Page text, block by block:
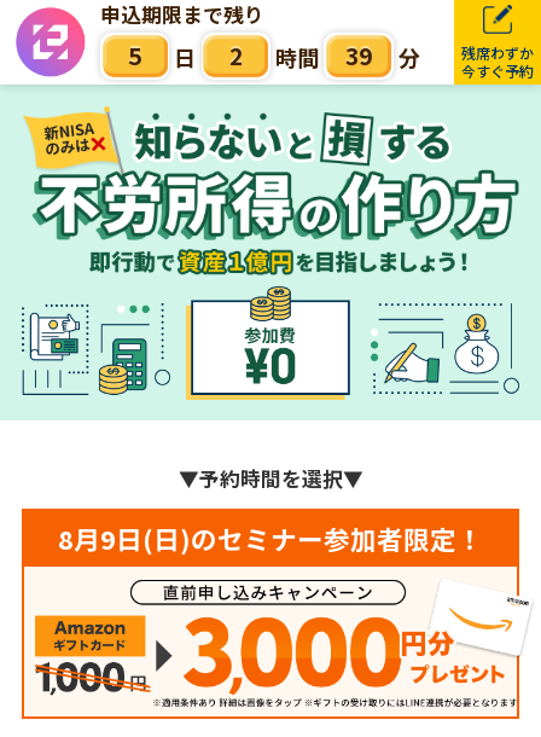
申込期限まで残り
5 日 2 時間 39 分
残席わずか
今すぐ予約
▼予約時間を選択▼
8月9日(日)のセミナー参加者限定！